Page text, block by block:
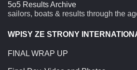
5o5 Results Archive
sailors, boats & results through the
WPISY ZE STRONY
FINAL WRAP UP